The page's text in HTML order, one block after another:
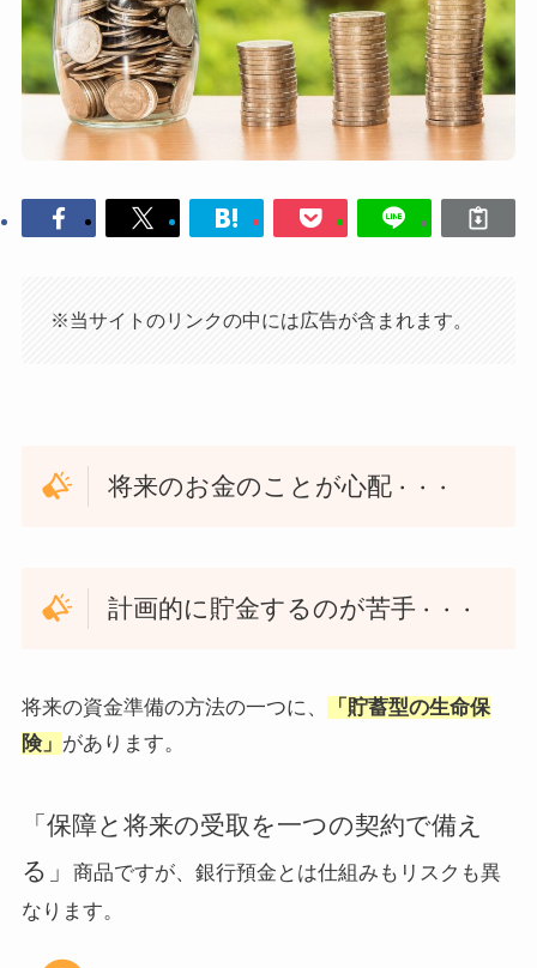
※当サイトのリンクの中には広告が含まれます。
将来のお金のことが心配 ・・・
計画的に貯金するのが苦手 ・・・
将来の資金準備の方法の一つに、
「貯蓄型の生命保
険」 があります。
「保障と将来の受取を一つの契約で備え
る」
商品ですが、銀行預金とは仕組みもリスクも異
なります。